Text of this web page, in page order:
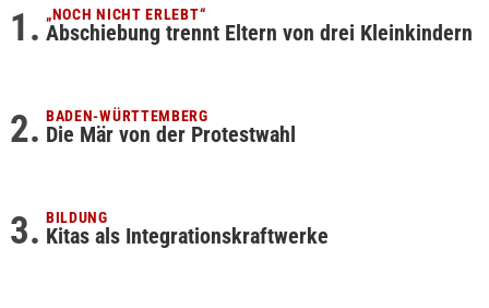
„NOCH NICHT ERLEBT“
Abschiebung trennt Eltern von drei Kleinkindern
BADEN-WÜRTTEMBERG
Die Mär von der Protestwahl
BILDUNG
Kitas als Integrationskraftwerke